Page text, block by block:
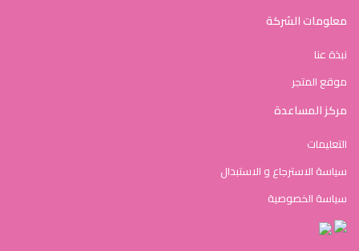
معلومات الشركة
نبذة عنا
موقع المتجر
مركز المساعدة
التعليمات
سياسة الاسترجاع و الاستبدال
سياسة الخصوصية